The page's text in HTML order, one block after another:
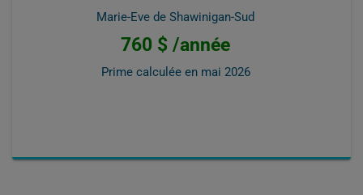
Marie-Eve de Shawinigan-Sud
760 $ /année
Prime calculée en mai 2026